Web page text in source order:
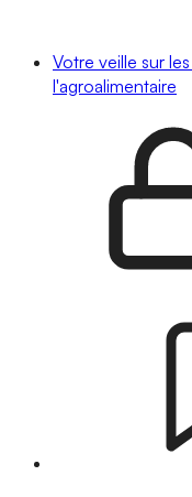
Votre veille sur
l'agroalimentaire